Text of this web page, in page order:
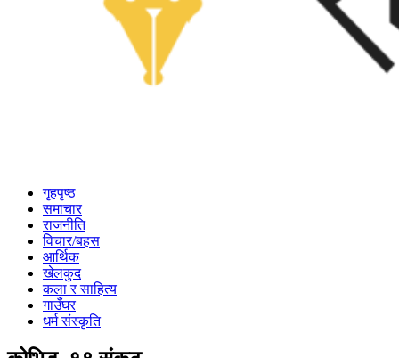
गृहपृष्ठ
समाचार
राजनीति
विचार/बहस
आर्थिक
खेलकुद
कला र साहित्य
गाउँघर
धर्म संस्कृति